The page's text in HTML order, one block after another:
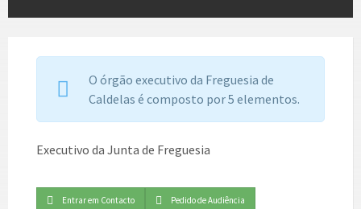
O órgão executivo da Freguesia de
Caldelas é composto por 5 elementos.
Executivo da Junta de Freguesia
Entrar em Contacto Pedido de Audiência